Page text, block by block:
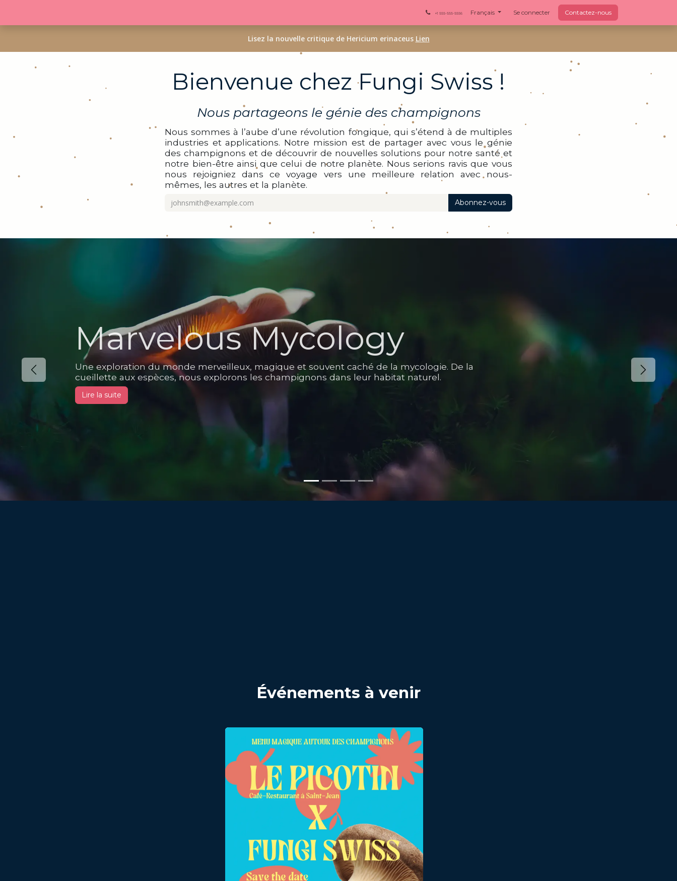
+1 555-555-5556 Français Se connecter Contactez-nous
Lisez la nouvelle critique de Hericium erinaceus Lien
Bienvenue chez Fungi Swiss !
Nous partageons le génie des champignons
Nous sommes à l’aube d’une révolution fongique, qui s’étend à de multiples
industries et applications. Notre mission est de partager avec vous le génie
des champignons et de découvrir de nouvelles solutions pour notre santé et
notre bien-être ainsi que celui de notre planète. Nous serions ravis que vous
nous rejoigniez dans ce voyage vers une meilleure relation avec nous-
mêmes, les autres et la planète.
Abonnez-vous
Marvelous Mycology
Une exploration du monde merveilleux, magique et souvent caché de la mycologie. De la
cueillette aux espèces, nous explorons les champignons dans leur habitat naturel.
Lire la suite
Précédent Suivant
Événements à venir